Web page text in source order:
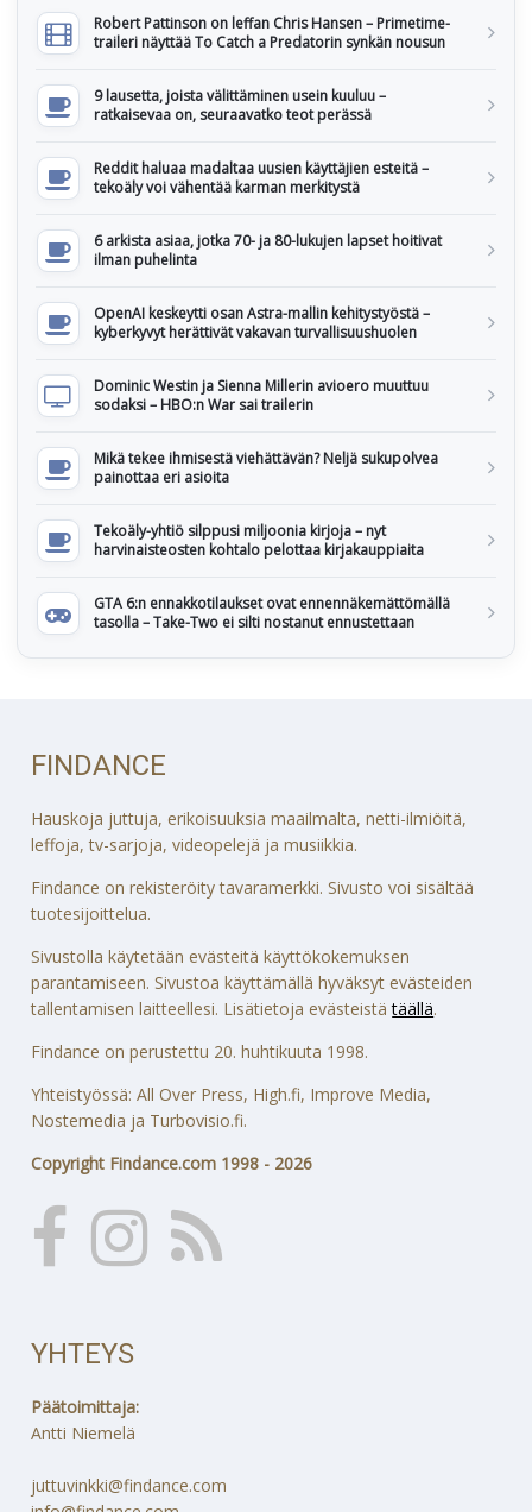
Robert Pattinson on leffan Chris Hansen – Primetime-
traileri näyttää To Catch a Predatorin synkän nousun
9 lausetta, joista välittäminen usein kuuluu –
ratkaisevaa on, seuraavatko teot perässä
Reddit haluaa madaltaa uusien käyttäjien esteitä –
tekoäly voi vähentää karman merkitystä
6 arkista asiaa, jotka 70- ja 80-lukujen lapset hoitivat
ilman puhelinta
OpenAI keskeytti osan Astra-mallin kehitystyöstä –
kyberkyvyt herättivät vakavan turvallisuushuolen
Dominic Westin ja Sienna Millerin avioero muuttuu
sodaksi – HBO:n War sai trailerin
Mikä tekee ihmisestä viehättävän? Neljä sukupolvea
painottaa eri asioita
Tekoäly-yhtiö silppusi miljoonia kirjoja – nyt
harvinaisteosten kohtalo pelottaa kirjakauppiaita
GTA 6:n ennakkotilaukset ovat ennennäkemättömällä
tasolla – Take-Two ei silti nostanut ennustettaan
FINDANCE
Hauskoja juttuja, erikoisuuksia maailmalta, netti-ilmiöitä,
leffoja, tv-sarjoja, videopelejä ja musiikkia.
Findance on rekisteröity tavaramerkki. Sivusto voi sisältää
tuotesijoittelua.
Sivustolla käytetään evästeitä käyttökokemuksen
parantamiseen. Sivustoa käyttämällä hyväksyt evästeiden
tallentamisen laitteellesi. Lisätietoja evästeistätäällä.
Findance on perustettu 20. huhtikuuta 1998.
Yhteistyössä: All Over Press, High.fi, Improve Media,
Nostemedia ja Turbovisio.fi.
Copyright Findance.com 1998 - 2026
YHTEYS
Päätoimittaja:
Antti Niemelä
juttuvinkki@findance.com